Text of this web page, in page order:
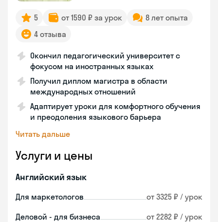
5 от 1590 ₽ за урок
8 лет опыта
4 отзыва
Окончил педагогический университет с
фокусом на иностранных языках
Получил диплом магистра в области
международных отношений
Адаптирует уроки для комфортного обучения
и преодоления языкового барьера
Читать дальше
Услуги и цены
Английский язык
Для маркетологов от 3325 ₽ / урок
Деловой - для бизнеса от 2282 ₽ / урок